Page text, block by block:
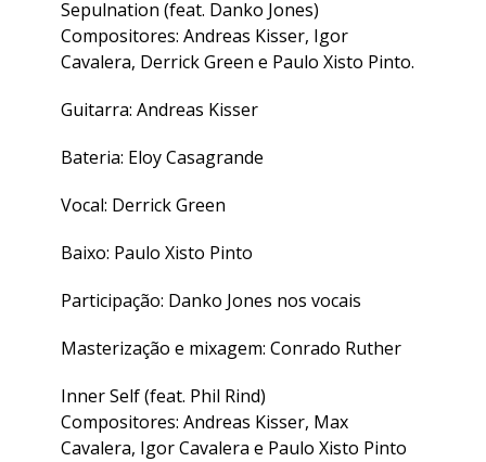
Sepulnation (feat. Danko Jones)
Compositores: Andreas Kisser, Igor
Cavalera, Derrick Green e Paulo Xisto Pinto.
Guitarra: Andreas Kisser
Bateria: Eloy Casagrande
Vocal: Derrick Green
Baixo: Paulo Xisto Pinto
Participação: Danko Jones nos vocais
Masterização e mixagem: Conrado Ruther
Inner Self (feat. Phil Rind)
Compositores: Andreas Kisser, Max
Cavalera, Igor Cavalera e Paulo Xisto Pinto